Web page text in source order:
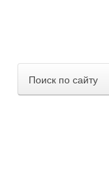
Поиск по сайту